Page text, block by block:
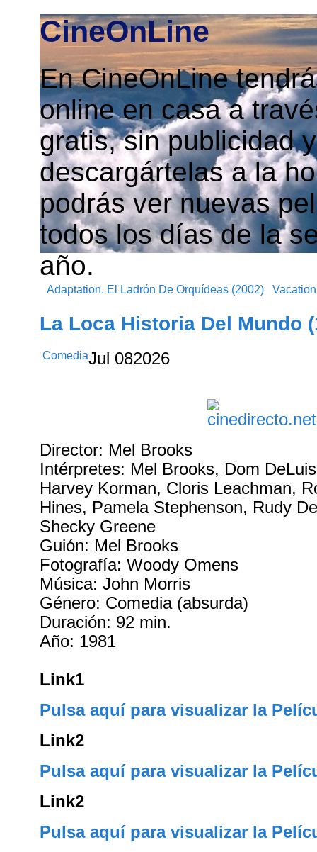
CineOnLine
En CineOnLine
online en casa a
gratis, sin publicidad
descargártelas a la
podrás ver nuevas
todos los días de la
año.
Adaptation. El Ladrón De Orquídeas (2002)
La Loca Historia Del Mundo
ComediaJul 082026
Director: Mel Brooks
Intérpretes: Mel Brooks, Dom
Harvey Korman, Cloris Leachman,
Hines, Pamela Stephenson, Rudy
Shecky Greene
Guión: Mel Brooks
Fotografía: Woody Omens
Música: John Morris
Género: Comedia (absurda)
Duración: 92 min.
Año: 1981
Link1
Pulsa aquí para visualizar la
Link2
Pulsa aquí para visualizar la
Link2
Pulsa aquí para visualizar la